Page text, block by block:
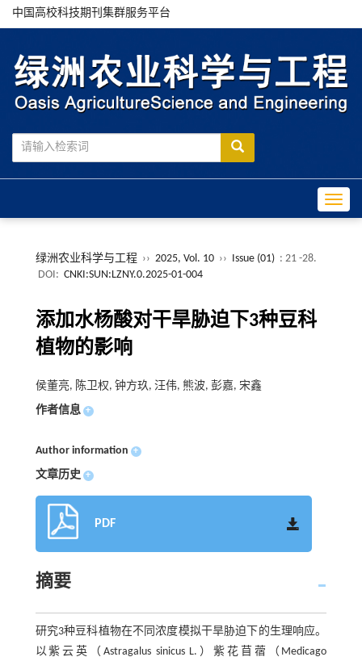
中国高校科技期刊集群服务平台
绿洲农业科学与工程 ›› 2025, Vol. 10 ›› Issue (01) : 21 -28.
DOI: CNKI:SUN:LZNY.0.2025-01-004
添加水杨酸对干旱胁迫下3种豆科
植物的影响
侯董亮, 陈卫权, 钟方玖, 汪伟, 熊波, 彭嘉, 宋鑫
作者信息 +
Author information +
文章历史 +
PDF
摘要
研究3种豆科植物在不同浓度模拟干旱胁迫下的生理响应。
以紫云英（Astragalus sinicus L.）紫花苜蓿（Medicago